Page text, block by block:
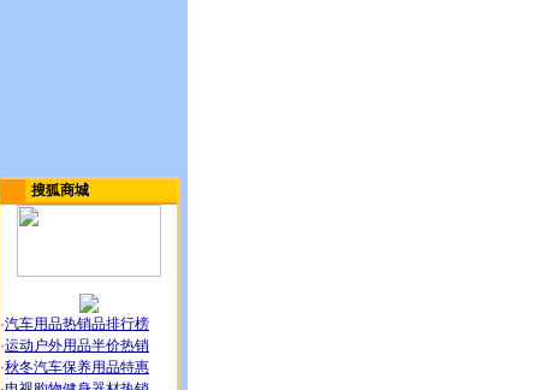
搜狐商城
·汽车用品热销品排行榜
·运动户外用品半价热销
·秋冬汽车保养用品特惠